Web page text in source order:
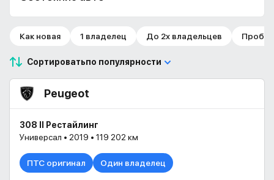
Как новая 1 владелец До 2х владельцев
Сортироватьпо популярности
Peugeot
308 II Рестайлинг
Универсал • 2019 • 119 202 км
ПТС оригинал Один владелец